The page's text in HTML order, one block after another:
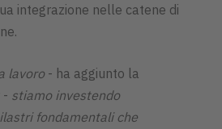
integrazione nelle catene di
lavoro - ha aggiunto la
- stiamo investendo
fondamentali che